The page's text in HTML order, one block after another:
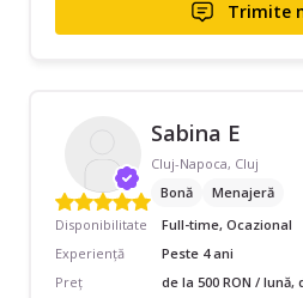
Trimite
Sabina E
Cluj-Napoca, Cluj
Bonă
Menajeră
Disponibilitate
Full-time, Ocazional
Experiență
Peste 4 ani
Preț
de la 500 RON / lună,